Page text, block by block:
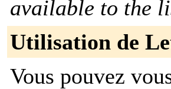
available to the
Utilisation de
Vous pouvez